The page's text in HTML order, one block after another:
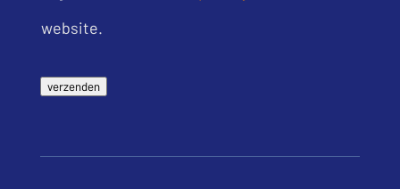
website.
verzenden